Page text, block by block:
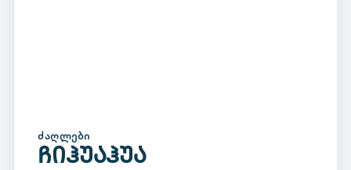
ᲫᲐᲦᲚᲔᲑᲘ
ჩიჰუაჰუა